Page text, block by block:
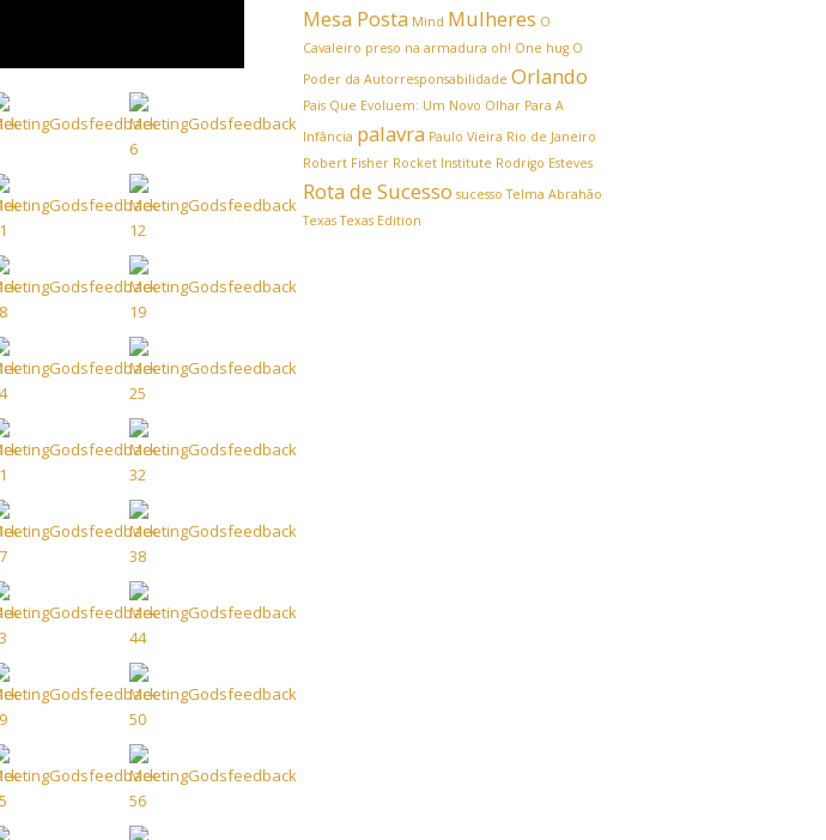
Mesa Posta Mind Mulheres O
Cavaleiro preso na armadura oh! One hug O
Poder da Autorresponsabilidade Orlando
Pais Que Evoluem: Um Novo Olhar Para A
Infância palavra Paulo Vieira Rio de Janeiro
Robert Fisher Rocket Institute Rodrigo Esteves
Rota de Sucesso sucesso Telma Abrahão
Texas Texas Edition